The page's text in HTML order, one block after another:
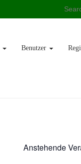
Search
Benutzer
Anstehende